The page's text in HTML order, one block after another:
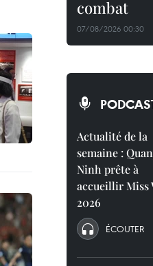
combat
07/08/2026 00:30
Actualité de la
semaine :
Ninh prête à
accueillir Miss
2026
ÉCOUTER